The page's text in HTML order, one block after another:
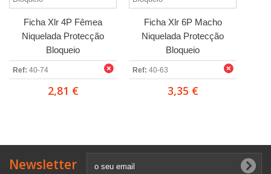
Ficha Xlr 4P Fêmea
Niquelada Protecção
Bloqueio
Ref: 40-74
2,81 €
Ficha Xlr 6P Macho
Niquelada Protecção
Bloqueio
Ref: 40-63
3,35 €
Newsletter